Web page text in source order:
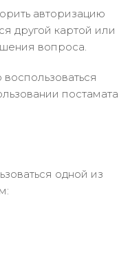
авторизацию
другой картой или
вопроса.
постамата
одной из